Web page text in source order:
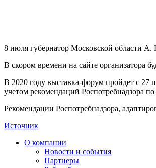
8 июля губернатор Московской области
В скором времени на сайте организатора
В 2020 году выставка-форум пройдет с 27
учетом рекомендаций Роспотребнадзора
Рекомендации Роспотребнадзора,
Источник
О компании
Новости и события
Партнеры